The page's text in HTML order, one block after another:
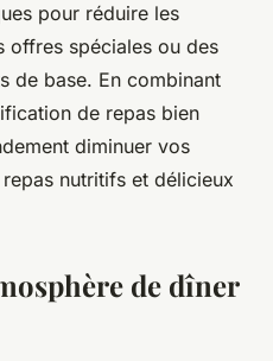
pour réduire les
offres spéciales ou des
de base. En combinant
de repas bien
diminuer vos
nutritifs et délicieux
de dîner